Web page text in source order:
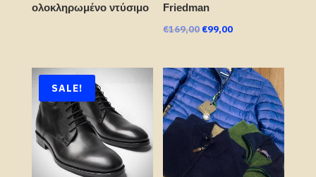
ολοκληρωμένο ντύσιμο
Friedman
€169,00 Original
€169,00.
€99,00Current
€99,00.
SALE!